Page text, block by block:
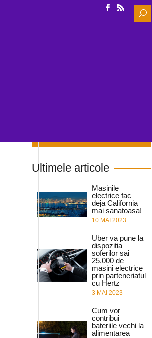
Search
for:
Ultimele articole
Masinile
electrice fac
deja California
mai sanatoasa!
10 MAI 2023
Uber va pune la
dispozitia
soferilor sai
25.000 de
masini electrice
prin parteneriatul
cu Hertz
3 MAI 2023
Cum vor
contribui
bateriile vechi la
alimentarea